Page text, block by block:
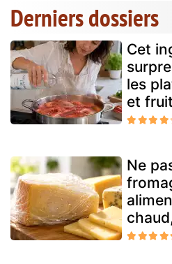
Derniers dossiers
Cet
les
et
Ne